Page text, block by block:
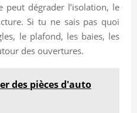
dégrader l’isolation, le
Si tu ne sais pas quoi
le plafond, les baies, les
des ouvertures.
des pièces d'auto